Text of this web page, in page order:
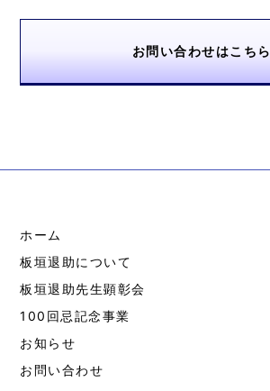
お問い合わせはこちら
ホーム
板垣退助について
板垣退助先生顕彰会
100回忌記念事業
お知らせ
お問い合わせ